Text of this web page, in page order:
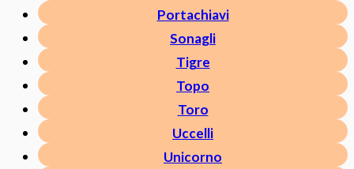
Portachiavi
Sonagli
Tigre
Topo
Toro
Uccelli
Unicorno